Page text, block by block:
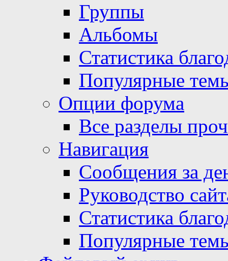
Группы
Альбомы
Статистика
Популярные
Опции форума
Все разделы
Навигация
Сообщения за
Руководство
Статистика
Популярные